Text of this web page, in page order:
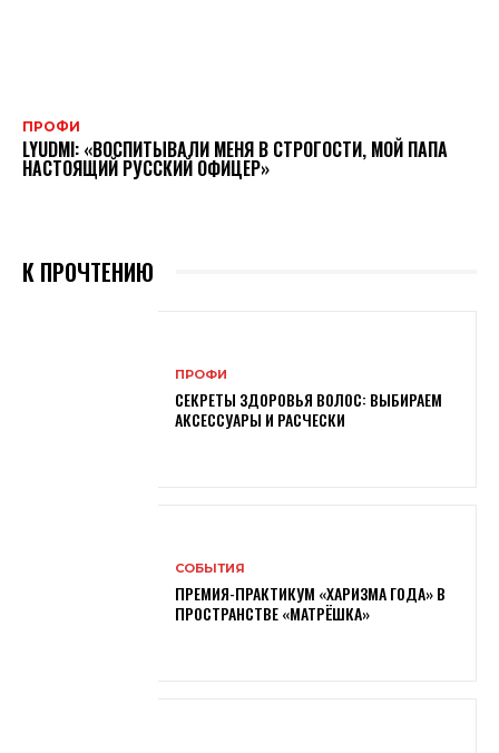
ПРОФИ
LYUDMI: «ВОСПИТЫВАЛИ МЕНЯ В СТРОГОСТИ, МОЙ ПАПА
НАСТОЯЩИЙ РУССКИЙ ОФИЦЕР»
К ПРОЧТЕНИЮ
ПРОФИ
СЕКРЕТЫ ЗДОРОВЬЯ ВОЛОС: ВЫБИРАЕМ
АКСЕССУАРЫ И РАСЧЕСКИ
СОБЫТИЯ
ПРЕМИЯ-ПРАКТИКУМ «ХАРИЗМА ГОДА» В
ПРОСТРАНСТВЕ «МАТРЁШКА»